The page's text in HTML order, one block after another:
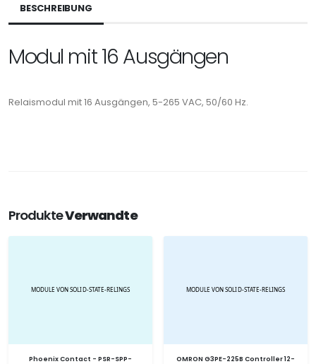
BESCHREIBUNG
Modul mit 16 Ausgängen
Relaismodul mit 16 Ausgängen, 5-265 VAC, 50/60 Hz.
ProdukteVerwandte
Phoenix Contact - PSR-SPP-
OMRON G3PE-225B Controller 12-